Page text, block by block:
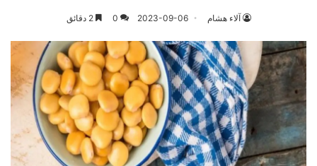
آلاء هشام 2023-09-06
0 2 دقائق